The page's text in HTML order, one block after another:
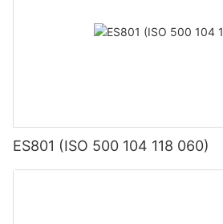
ES801 (ISO 500 104 118 060)